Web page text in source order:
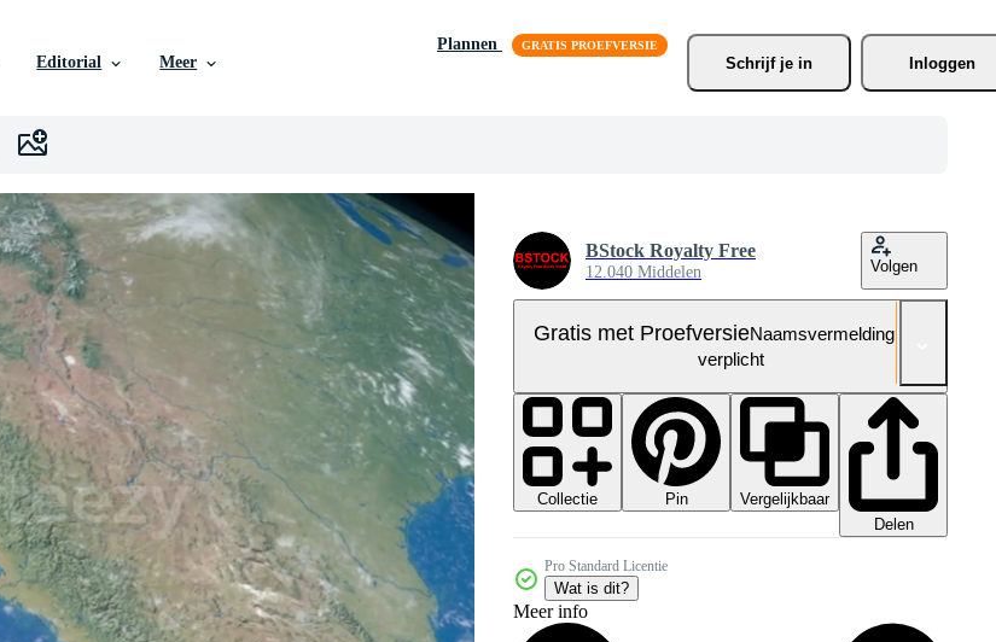
Editorial Meer
Plannen
Schrijf je in Inloggen
BStock Royalty Free
12.040 Middelen Volgen
Gratis met ProefversieNaamsvermelding niet
verplicht
Collectie Pin
Vergelijkbaar
Delen
Pro Standard Licentie
Wat is dit?
Meer info